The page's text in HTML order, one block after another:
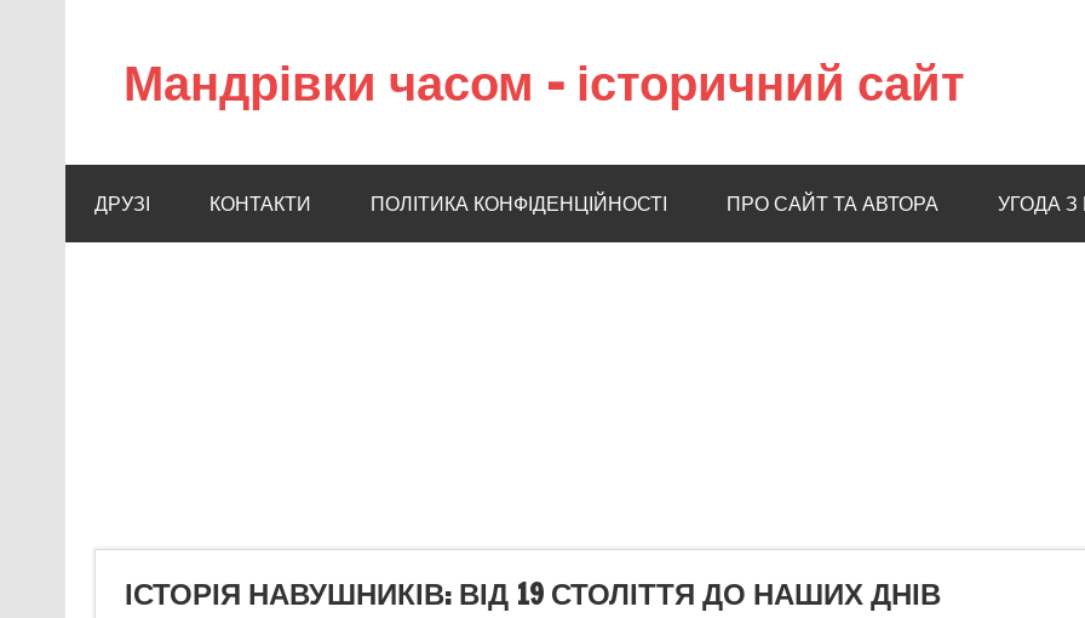
Мандрівки часом – історичний сайт
ДРУЗІ КОНТАКТИ ПОЛІТИКА КОНФІДЕНЦІЙНОСТІ ПРО САЙТ ТА АВТОРА УГОДА
ІСТОРІЯ НАВУШНИКІВ: ВІД 19 СТОЛІТТЯ ДО НАШИХ ДНІВ